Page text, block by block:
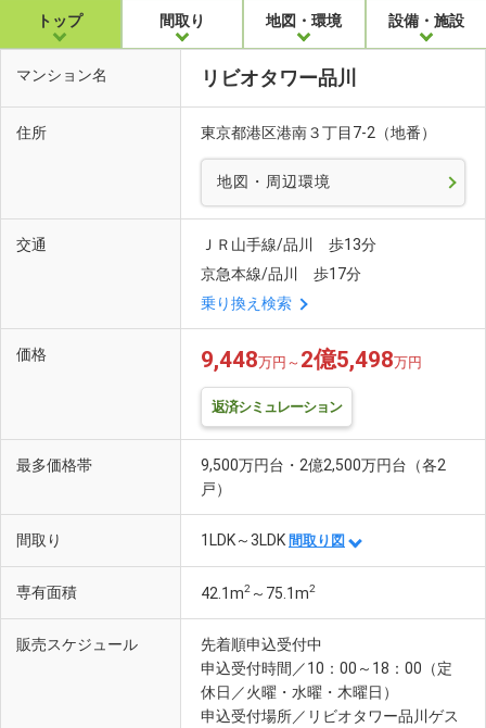
トップ 間取り 地図・環境 設備・施設
マンション名 リビオタワー品川
住所 東京都港区港南３丁目7-2（地番）
地図・周辺環境
交通
ＪＲ山手線/品川 歩13分
京急本線/品川 歩17分
乗り換え検索
価格 9,448万円～ 2億5,498万円
返済シミュレーション
最多価格帯
9,500万円台・2億2,500万円台（各2
戸）
間取り 1LDK～3LDK 間取り図
専有面積 42.1m2 ～75.1m2
販売スケジュール
先着順申込受付中
申込受付時間／10：00～18：00（定
休日／火曜・水曜・木曜日）
申込受付場所／リビオタワー品川ゲス